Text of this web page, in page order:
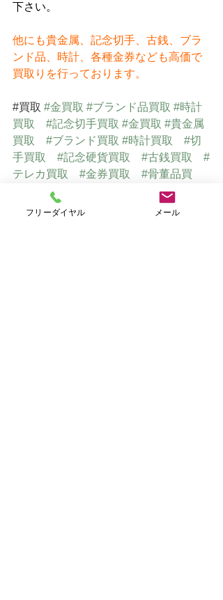
下さい。
他にも貴金属、記念切手、古銭、ブラ
ンド品、時計、各種金券なども高価で
買取りを行っております。
#買取 #金買取 #ブランド品買取 #時計
買取
#記念切手買取 #金買取 #貴金属
買取
#ブランド買取 #時計買取
#切
手買取
#記念硬貨買取 #古銭買取
#
テレカ買取
#金券買取
#骨董品買
#美術品買取
フリーダイヤル メール